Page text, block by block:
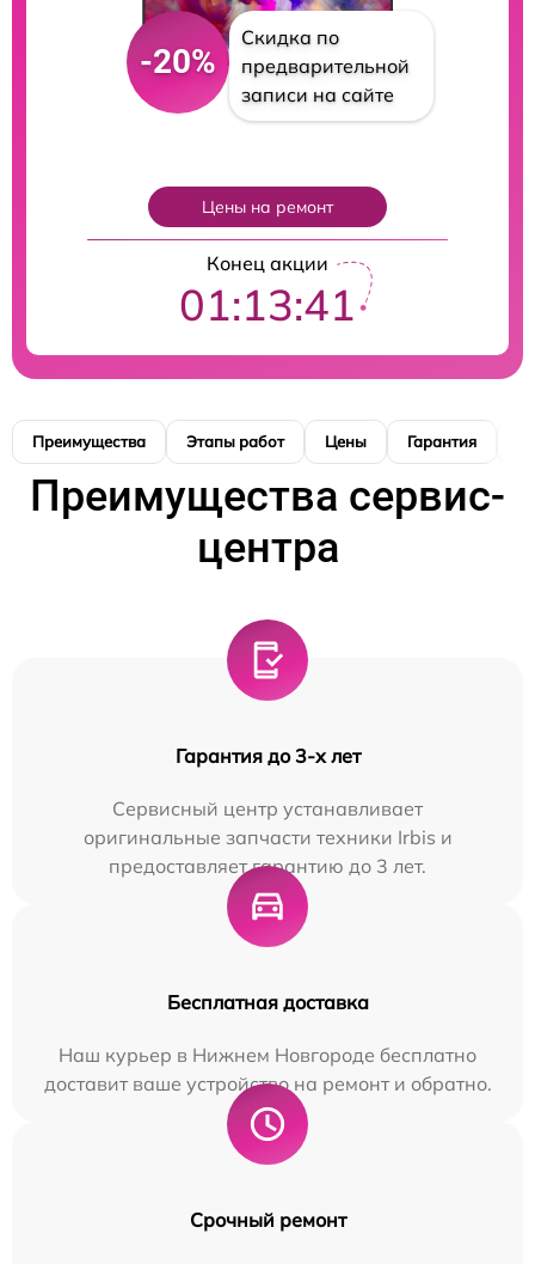
-20%
Скидка по
предварительной
записи на сайте
Цены на ремонт
Конец акции
01:13:40
Преимущества Этапы работ Цены Гарантия
Преимущества сервис-
центра
Гарантия до 3-х лет
Сервисный центр устанавливает
оригинальные запчасти техники Irbis и
предоставляет гарантию до 3 лет.
Бесплатная доставка
Наш курьер в Нижнем Новгороде бесплатно
доставит ваше устройство на ремонт и обратно.
Срочный ремонт